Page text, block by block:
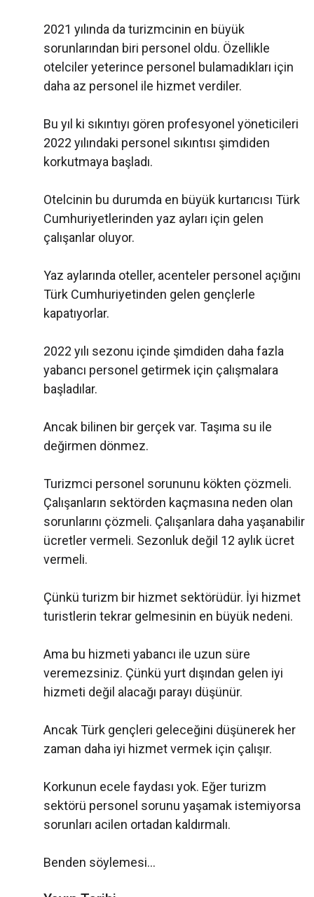
2021 yılında da turizmcinin en büyük
sorunlarından biri personel oldu. Özellikle
otelciler yeterince personel bulamadıkları için
daha az personel ile hizmet verdiler.
Bu yıl ki sıkıntıyı gören profesyonel yöneticileri
2022 yılındaki personel sıkıntısı şimdiden
korkutmaya başladı.
Otelcinin bu durumda en büyük kurtarıcısı Türk
Cumhuriyetlerinden yaz ayları için gelen
çalışanlar oluyor.
Yaz aylarında oteller, acenteler personel açığını
Türk Cumhuriyetinden gelen gençlerle
kapatıyorlar.
2022 yılı sezonu içinde şimdiden daha fazla
yabancı personel getirmek için çalışmalara
başladılar.
Ancak bilinen bir gerçek var. Taşıma su ile
değirmen dönmez.
Turizmci personel sorununu kökten çözmeli.
Çalışanların sektörden kaçmasına neden olan
sorunlarını çözmeli. Çalışanlara daha yaşanabilir
ücretler vermeli. Sezonluk değil 12 aylık ücret
vermeli.
Çünkü turizm bir hizmet sektörüdür. İyi hizmet
turistlerin tekrar gelmesinin en büyük nedeni.
Ama bu hizmeti yabancı ile uzun süre
veremezsiniz. Çünkü yurt dışından gelen iyi
hizmeti değil alacağı parayı düşünür.
Ancak Türk gençleri geleceğini düşünerek her
zaman daha iyi hizmet vermek için çalışır.
Korkunun ecele faydası yok. Eğer turizm
sektörü personel sorunu yaşamak istemiyorsa
sorunları acilen ortadan kaldırmalı.
Benden söylemesi...